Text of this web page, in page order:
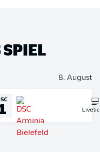
SPIEL
8. August